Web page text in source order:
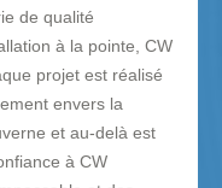
de qualité
à la pointe, CW
projet est réalisé
envers la
et au-delà est
à CW